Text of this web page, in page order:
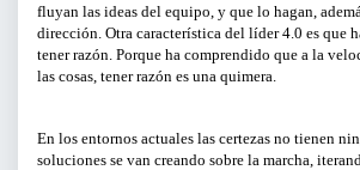
Del
LIMPIAR FILTROS
fluyan las ideas del equipo, y que lo hagan,
dirección. Otra característica del líder 4.0 es que
tener razón. Porque ha comprendido que a la
las cosas, tener razón es una quimera.
En los entornos actuales las certezas no tienen
soluciones se van creando sobre la marcha,